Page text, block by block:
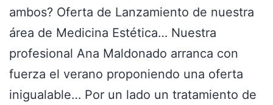
ambos? Oferta de Lanzamiento de nuestra
área de Medicina Estética… Nuestra
profesional Ana Maldonado arranca con
fuerza el verano proponiendo una oferta
inigualable… Por un lado un tratamiento de